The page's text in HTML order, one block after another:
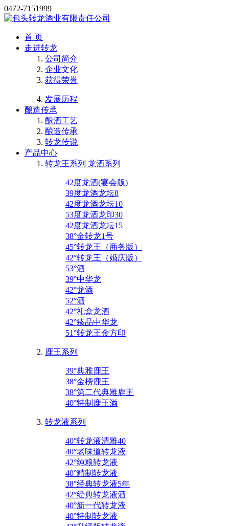
0472-7151999
首 页
走进转龙
公司简介
企业文化
获得荣誉
发展历程
酿造传承
酿酒工艺
酿造传承
转龙传说
产品中心
转龙王系列 龙酒系列
42度龙酒(宴会版)
39度龙酒龙坛8
42度龙酒龙坛10
53度龙酒龙印30
42度龙酒龙坛15
38°金转龙1号
45°转龙王（商务版）
42°转龙王（婚庆版）
53°酒
39°中华龙
42°龙酒
52°酒
42°礼盒龙酒
42°臻品中华龙
51°转龙王金方印
鹿王系列
39°典雅鹿王
38°金榜鹿王
38°第二代典雅鹿王
40°特制鹿王酒
转龙液系列
40°转龙液清雅40
40°老味道转龙液
42°纯粮转龙液
40°精制转龙液
38°经典转龙液5年
42°经典转龙液酒
40°新一代转龙液
40°特制转龙液